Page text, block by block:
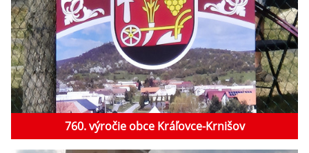
760. výročie obce Kráľovce-Krnišov